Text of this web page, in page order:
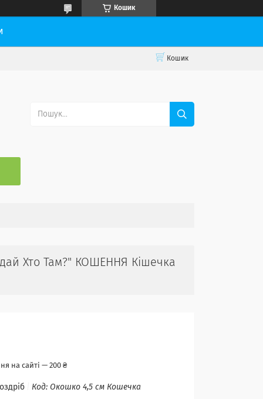
Кошик
Кошик
Хто Там?" КОШЕННЯ Кішечка
на сайті — 200 ₴
Код: Окошко 4,5 см Кошечка